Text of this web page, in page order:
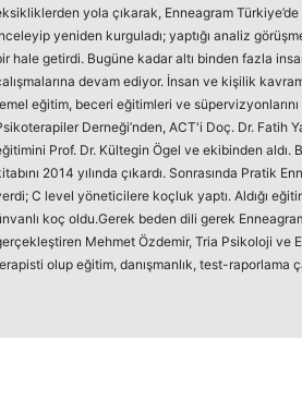
yola çıkarak, Enneagram
yeniden kurguladı; yaptığı analiz
hale getirdi. Bugüne kadar altı binden fazla
devam ediyor. İnsan ve kişilik
eğitim, beceri eğitimleri ve
Derneği’nden, ACT'i Doç. Dr. Fatih
Prof. Dr. Kültegin Ögel ve ekibinden aldı.
2014 yılında çıkardı. Sonrasında Pratik
C level yöneticilere koçluk yaptı. Aldığı
koç oldu.Gerek beden dili gerek
Mehmet Özdemir, Tria Psikoloji ve
olup eğitim, danışmanlık, test-raporlama